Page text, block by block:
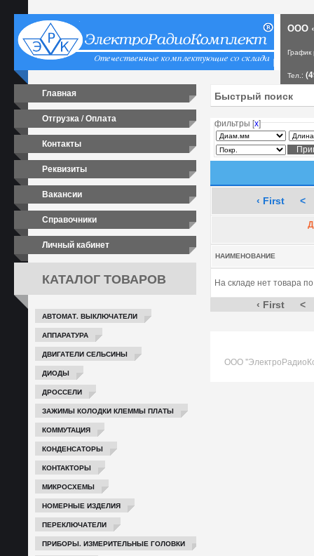
ООО
Тел.:
Главная
Отгрузка / Оплата
Контакты
Реквизиты
Вакансии
Справочники
Личный кабинет
КАТАЛОГ ТОВАРОВ
АВТОМАТ. ВЫКЛЮЧАТЕЛИ
АППАРАТУРА
ДВИГАТЕЛИ СЕЛЬСИНЫ
ДИОДЫ
ДРОССЕЛИ
ЗАЖИМЫ КОЛОДКИ КЛЕММЫ ПЛАТЫ
КОММУТАЦИЯ
КОНДЕНСАТОРЫ
КОНТАКТОРЫ
МИКРОСХЕМЫ
НОМЕРНЫЕ ИЗДЕЛИЯ
ПЕРЕКЛЮЧАТЕЛИ
ПРИБОРЫ. ИЗМЕРИТЕЛЬНЫЕ ГОЛОВКИ
фильтры [х]
‹ First <
НАИМЕНОВАНИЕ
На складе нет товара
‹ First <
ООО